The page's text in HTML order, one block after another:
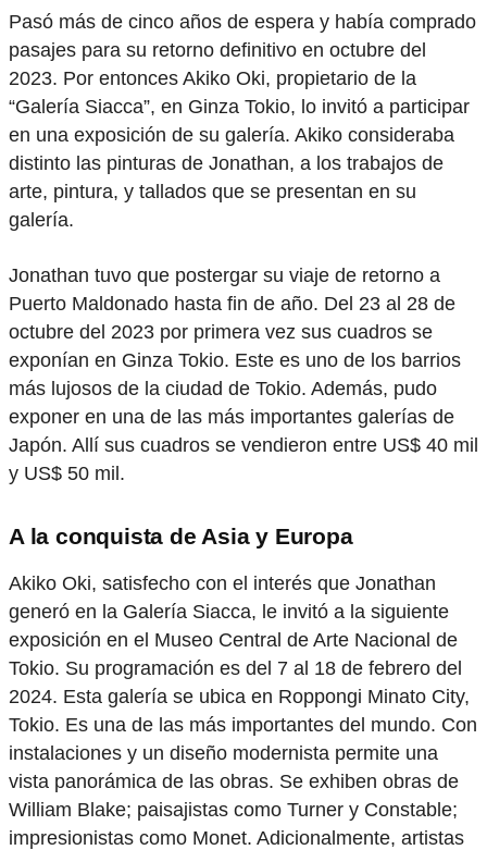
Pasó más de cinco años de espera y había comprado
pasajes para su retorno definitivo en octubre del
2023. Por entonces Akiko Oki, propietario de la
“Galería Siacca”, en Ginza Tokio, lo invitó a participar
en una exposición de su galería. Akiko consideraba
distinto las pinturas de Jonathan, a los trabajos de
arte, pintura, y tallados que se presentan en su
galería.
Jonathan tuvo que postergar su viaje de retorno a
Puerto Maldonado hasta fin de año. Del 23 al 28 de
octubre del 2023 por primera vez sus cuadros se
exponían en Ginza Tokio. Este es uno de los barrios
más lujosos de la ciudad de Tokio. Además, pudo
exponer en una de las más importantes galerías de
Japón. Allí sus cuadros se vendieron entre US$ 40 mil
y US$ 50 mil.
A la conquista de Asia y Europa
Akiko Oki, satisfecho con el interés que Jonathan
generó en la Galería Siacca, le invitó a la siguiente
exposición en el Museo Central de Arte Nacional de
Tokio. Su programación es del 7 al 18 de febrero del
2024. Esta galería se ubica en Roppongi Minato City,
Tokio. Es una de las más importantes del mundo. Con
instalaciones y un diseño modernista permite una
vista panorámica de las obras. Se exhiben obras de
William Blake; paisajistas como Turner y Constable;
impresionistas como Monet. Adicionalmente, artistas